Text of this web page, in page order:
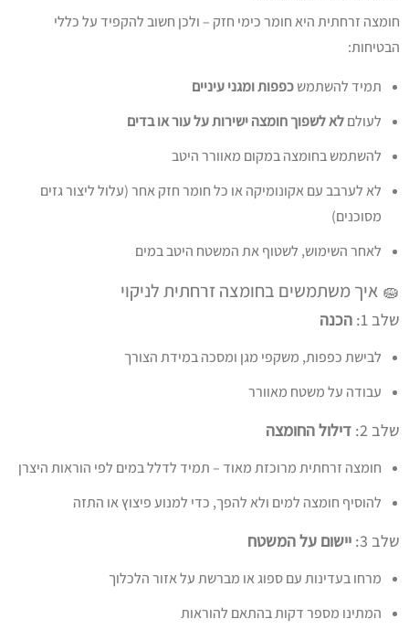
חומצה זרחתית היא חומר כימי חזק – ולכן חשוב להקפיד על כללי
הבטיחות:
תמיד להשתמשכפפות ומגני עיניים
לעולםלא לשפוך חומצה ישירות על עור או בדים
להשתמש בחומצה במקום מאוורר היטב
לא לערבב עם אקונומיקה או כל חומר חזק אחר (עלול ליצור גזים
מסוכנים)
לאחר השימוש, לשטוף את המשטח היטב במים
🧽 איך משתמשים בחומצה זרחתית לניקוי
שלב 1: הכנה
לבישת כפפות, משקפי מגן ומסכה במידת הצורך
עבודה על משטח מאוורר
שלב 2: דילול החומצה
חומצה זרחתית מרוכזת מאוד – תמיד לדלל במים לפי הוראות היצרן
להוסיף חומצה למים ולא להפך, כדי למנוע פיצוץ או התזה
שלב 3: יישום על המשטח
מרחו בעדינות עם ספוג או מברשת על אזור הלכלוך
המתינו מספר דקות בהתאם להוראות